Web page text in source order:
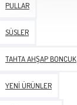
PULLAR
SÜSLER
TAHTA AHŞAP BONCUK
YENI ÜRÜNLER